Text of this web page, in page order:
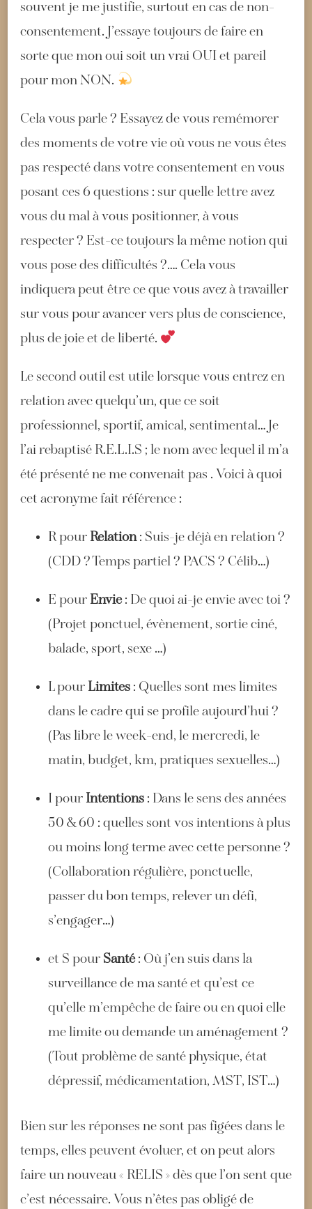
souvent je me justifie, surtout en cas de non-
consentement. J’essaye toujours de faire en
sorte que mon oui soit un vrai OUI et pareil
pour mon NON.
Cela vous parle ? Essayez de vous remémorer
des moments de votre vie où vous ne vous êtes
pas respecté dans votre consentement en vous
posant ces 6 questions : sur quelle lettre avez
vous du mal à vous positionner, à vous
respecter ? Est-ce toujours la même notion qui
vous pose des difficultés ?…. Cela vous
indiquera peut être ce que vous avez à travailler
sur vous pour avancer vers plus de conscience,
plus de joie et de liberté.
Le second outil est utile lorsque vous entrez en
relation avec quelqu’un, que ce soit
professionnel, sportif, amical, sentimental… Je
l’ai rebaptisé R.E.L.I.S ; le nom avec lequel il m’a
été présenté ne me convenait pas . Voici à quoi
cet acronyme fait référence :
R pour Relation: Suis-je déjà en relation ?
(CDD ? Temps partiel ? PACS ? Célib…)
E pour Envie: De quoi ai-je envie avec toi ?
(Projet ponctuel, évènement, sortie ciné,
balade, sport, sexe …)
L pour Limites : Quelles sont mes limites
dans le cadre qui se profile aujourd’hui ?
(Pas libre le week-end, le mercredi, le
matin, budget, km, pratiques sexuelles…)
I pour Intentions : Dans le sens des années
50 & 60 : quelles sont vos intentions à plus
ou moins long terme avec cette personne ?
(Collaboration régulière, ponctuelle,
passer du bon temps, relever un défi,
s’engager…)
et S pour Santé: Où j’en suis dans la
surveillance de ma santé et qu’est ce
qu’elle m’empêche de faire ou en quoi elle
me limite ou demande un aménagement ?
(Tout problème de santé physique, état
dépressif, médicamentation, MST, IST…)
Bien sur les réponses ne sont pas figées dans le
temps, elles peuvent évoluer, et on peut alors
faire un nouveau « RELIS » dès que l’on sent que
c’est nécessaire. Vous n’êtes pas obligé de